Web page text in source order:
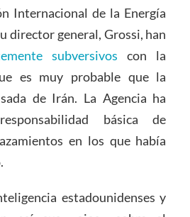
Internacional de la Energía
director general, Grossi, han
subversivos con la
es muy probable que la
de Irán. La Agencia ha
básica de
en los que había
estadounidenses y